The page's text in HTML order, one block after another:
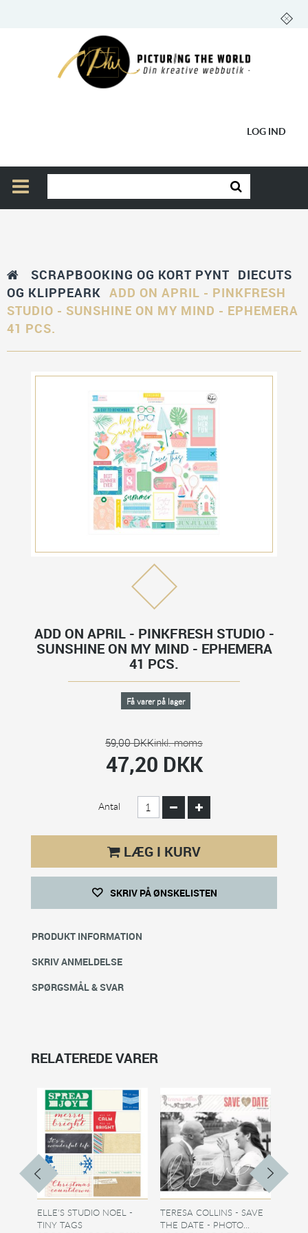
LOG IND
SCRAPBOOKING OG KORT PYNT DIECUTS
OG KLIPPEARK ADD ON APRIL - PINKFRESH
STUDIO - SUNSHINE ON MY MIND - EPHEMERA
41 PCS.
ADD ON APRIL - PINKFRESH STUDIO -
SUNSHINE ON MY MIND - EPHEMERA
41 PCS.
Få varer på lager
59,00 DKKinkl. moms
47,20 DKK
Antal
LÆG I KURV
SKRIV PÅ ØNSKELISTEN
PRODUKT INFORMATION
SKRIV ANMELDELSE
SPØRGSMÅL & SVAR
RELATEREDE VARER
ELLE'S STUDIO NOEL -
TINY TAGS
TERESA COLLINS - SAVE
THE DATE - PHOTO...